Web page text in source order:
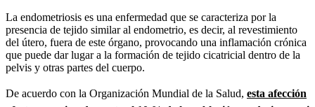
La endometriosis es una enfermedad que se caracteriza por la
presencia de tejido similar al endometrio, es decir, al revestimiento
del útero, fuera de este órgano, provocando una inflamación crónica
que puede dar lugar a la formación de tejido cicatricial dentro de la
pelvis y otras partes del cuerpo.
De acuerdo con la Organización Mundial de la Salud, esta afección